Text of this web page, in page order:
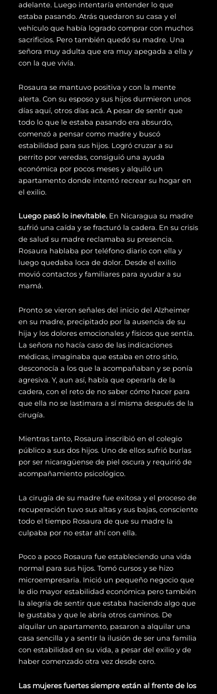
adelante. Luego intentaría entender lo que
estaba pasando. Atrás quedaron su casa y el
vehículo que había logrado comprar con muchos
sacrificios. Pero también quedó su madre. Una
señora muy adulta que era muy apegada a ella y
con la que vivía.
Rosaura se mantuvo positiva y con la mente
alerta. Con su esposo y sus hijos durmieron unos
días aquí, otros días acá. A pesar de sentir que
todo lo que le estaba pasando era absurdo,
comenzó a pensar como madre y buscó
estabilidad para sus hijos. Logró cruzar a su
perrito por veredas, consiguió una ayuda
económica por pocos meses y alquiló un
apartamento donde intentó recrear su hogar en
el exilio.
Luego pasó lo inevitable. En Nicaragua su madre
sufrió una caída y se fracturó la cadera. En su crisis
de salud su madre reclamaba su presencia.
Rosaura hablaba por teléfono diario con ella y
luego quedaba loca de dolor. Desde el exilio
movió contactos y familiares para ayudar a su
mamá.
Pronto se vieron señales del inicio del Alzheimer
en su madre, precipitado por la ausencia de su
hija y los dolores emocionales y físicos que sentía.
La señora no hacía caso de las indicaciones
médicas, imaginaba que estaba en otro sitio,
desconocía a los que la acompañaban y se ponía
agresiva. Y, aun así, había que operarla de la
cadera, con el reto de no saber cómo hacer para
que ella no se lastimara a sí misma después de la
cirugía.
Mientras tanto, Rosaura inscribió en el colegio
público a sus dos hijos. Uno de ellos sufrió burlas
por ser nicaragüense de piel oscura y requirió de
acompañamiento psicológico.
La cirugía de su madre fue exitosa y el proceso de
recuperación tuvo sus altas y sus bajas, consciente
todo el tiempo Rosaura de que su madre la
culpaba por no estar ahí con ella.
Poco a poco Rosaura fue estableciendo una vida
normal para sus hijos. Tomó cursos y se hizo
microempresaria. Inició un pequeño negocio que
le dio mayor estabilidad económica pero también
la alegría de sentir que estaba haciendo algo que
le gustaba y que le abría otros caminos. De
alquilar un apartamento, pasaron a alquilar una
casa sencilla y a sentir la ilusión de ser una familia
con estabilidad en su vida, a pesar del exilio y de
haber comenzado otra vez desde cero.
Las mujeres fuertes siempre están al frente de los